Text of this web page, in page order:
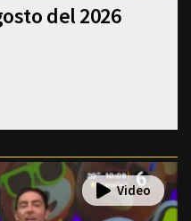
del 2026